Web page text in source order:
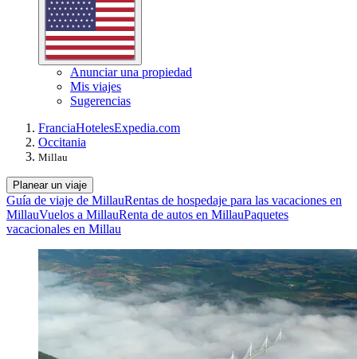
Anunciar una propiedad
Mis viajes
Sugerencias
FranciaHotelesExpedia.com
Occitania
Millau
Planear un viaje
Guía de viaje de MillauRentas de hospedaje para las vacaciones en
MillauVuelos a MillauRenta de autos en MillauPaquetes
vacacionales en Millau